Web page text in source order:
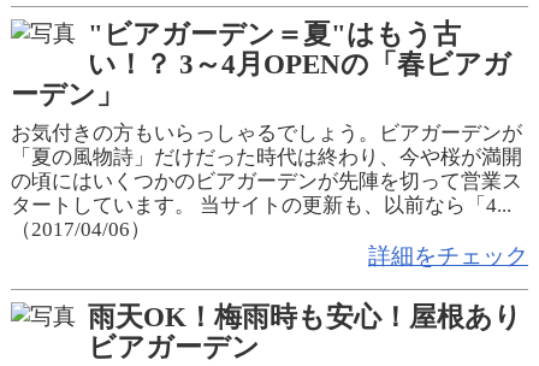
"ビアガーデン＝夏"はもう古
い！？ 3～4月OPENの「春ビアガ
ーデン」
お気付きの方もいらっしゃるでしょう。ビアガーデンが
「夏の風物詩」だけだった時代は終わり、今や桜が満開
の頃にはいくつかのビアガーデンが先陣を切って営業ス
タートしています。 当サイトの更新も、以前なら「4...
（2017/04/06）
詳細をチェック
雨天OK！梅雨時も安心！屋根あり
ビアガーデン